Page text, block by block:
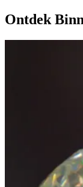
Ontdek